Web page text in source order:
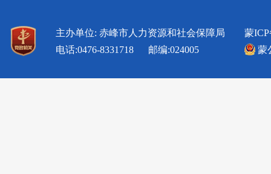
主办单位: 赤峰市人力资源和社会保障局
电话:0476-8331718 邮编:024005
蒙ICP
蒙